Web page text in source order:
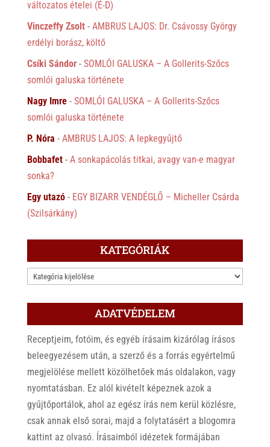
változatos ételei (É-D)
Vinczeffy Zsolt- AMBRUS LAJOS: Dr. Csávossy György
erdélyi borász, költő
Csíki Sándor- SOMLÓI GALUSKA – A Gollerits-Szőcs
somlói galuska története
Nagy Imre- SOMLÓI GALUSKA – A Gollerits-Szőcs
somlói galuska története
P. Nóra - AMBRUS LAJOS: A lepkegyűjtő
Bobbafet- A sonkapácolás titkai, avagy van-e magyar
sonka?
Egy utazó- EGY BIZARR VENDÉGLŐ – Micheller Csárda
(Szilsárkány)
KATEGÓRIÁK
KATEGÓRIÁK
ADATVÉDELEM
Receptjeim, fotóim, és egyéb írásaim kizárólag írásos
beleegyezésem után, a szerző és a forrás egyértelmű
megjelölése mellett közölhetőek más oldalakon, vagy
nyomtatásban. Ez alól kivételt képeznek azok a
gyűjtőportálok, ahol az egész írás nem kerül közlésre,
csak annak első sorai, majd a folytatásért a blogomra
kattint az olvasó. Írásaimból idézetek formájában